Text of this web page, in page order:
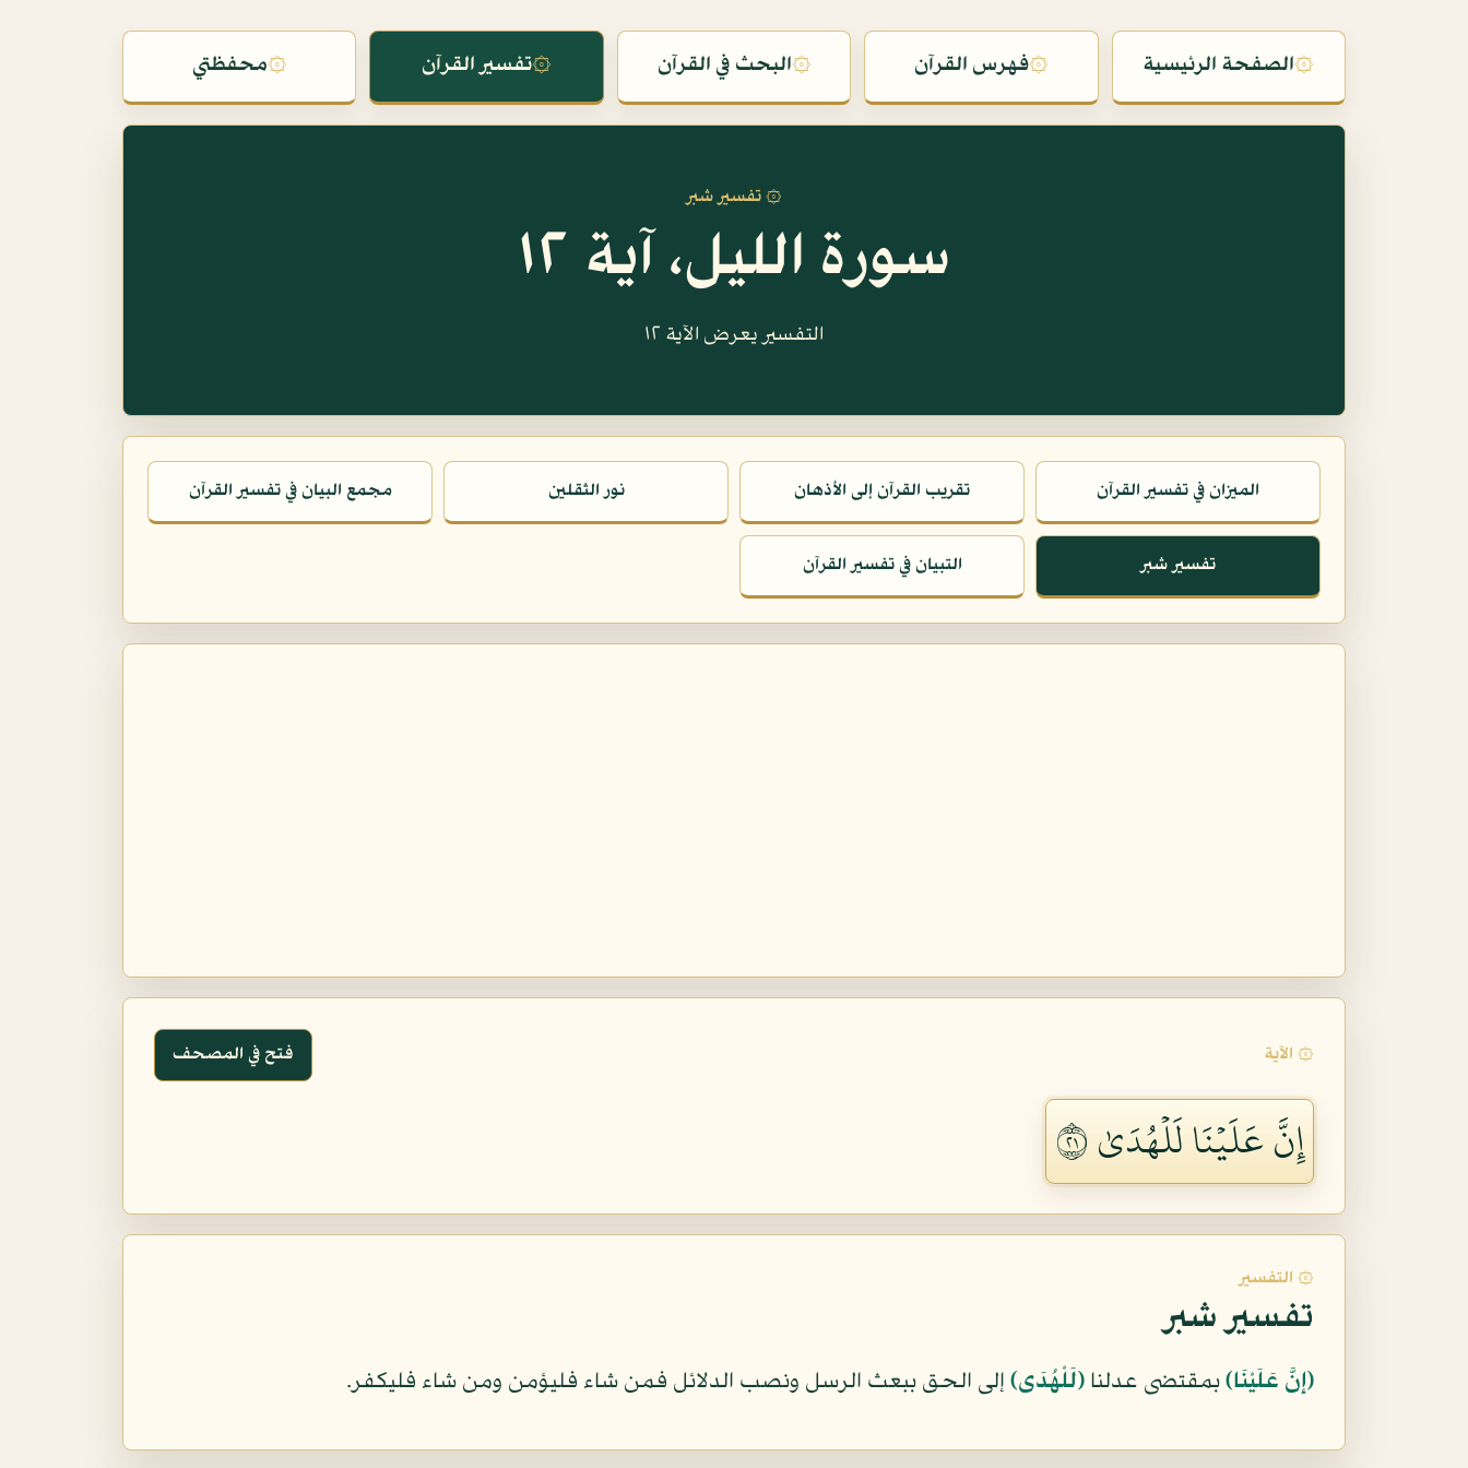
۞الصفحة الرئيسية ۞فهرس القرآن ۞البحث في القرآن ۞تفسير القرآن ۞محفظتي
۞ تفسير شبر
سورة الليل، آية ١٢
التفسير يعرض الآية ١٢
الميزان في تفسير القرآن تقريب القرآن إلى الأذهان نور الثقلين مجمع البيان في تفسير القرآن
تفسير شبر التبيان في تفسير القرآن
۞ الآية فتح في المصحف
إِنَّ عَلَيۡنَا لَلۡهُدَىٰ ١٢
۞ التفسير
تفسير شبر
﴿إِنَّ عَلَيْنَا﴾بمقتضى عدلنا ﴿لَلْهُدَى﴾ إلى الحق ببعث الرسل ونصب الدلائل فمن شاء فليؤمن ومن شاء فليكفر.